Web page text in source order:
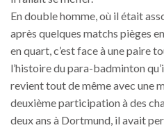
En double homme, où il était
après quelques matchs pièges
en quart, c’est face à une paire
l’histoire du para-badminton
revient tout de même avec une
deuxième participation à des
deux ans à Dortmund, il avait